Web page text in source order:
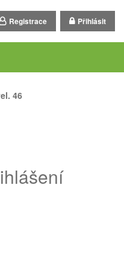
Registrace Přihlásit
46